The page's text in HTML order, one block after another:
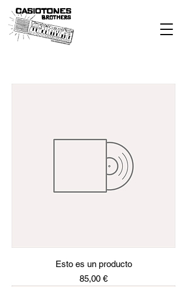
Esto es un producto
Precio
85,00 €